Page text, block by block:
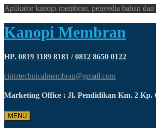
Aplikator kanopi membran, penyedia bahan dan
Kanopi Membran
HP. 0819 1189 8181 / 0812 8650 0122
ciptatechnicalmembran@gmail.com
Marketing Office : Jl. Pendidikan Km. 2 Kp.
MENU